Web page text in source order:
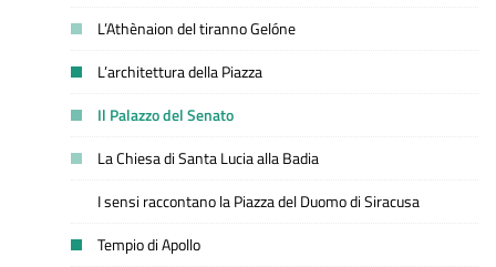
L’Athènaion del tiranno Gelóne
L’architettura della Piazza
Il Palazzo del Senato
La Chiesa di Santa Lucia alla Badia
I sensi raccontano la Piazza del Duomo di Siracusa
Tempio di Apollo